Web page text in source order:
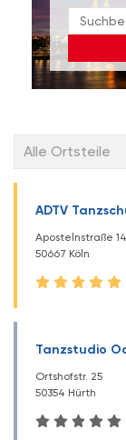
Alle Ortsteile
ADTV
Apostelnstraße
50667 Köln
Tanzstudio
Ortshofstr. 25
50354 Hürth